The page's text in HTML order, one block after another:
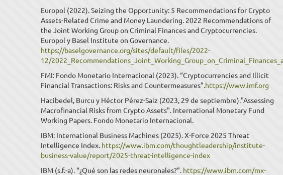
Europol (2022). Seizing the Opportunity: 5 Recommendations for Crypto
Assets-Related Crime and Money Laundering. 2022 Recommendations of
the Joint Working Group on Criminal Finances and Cryptocurrencies.
Europol y Basel Institute on Governance.
https://baselgovernance.org/sites/default/files/2022-
12/
FMI: Fondo Monetario Internacional (2023). “Cryptocurrencies and Illicit
Financial Transactions: Risks and Countermeasures”.https://www.imf.org
Hacibedel, Burcu y Héctor Pérez-Saiz (2023, 29 de septiembre)."Assessing
Macrofinancial Risks from Crypto Assets". International Monetary Fund
Working Papers. Fondo Monetario Internacional.
IBM: International Business Machines (2025). X-Force 2025 Threat
Intelligence Index. https://www.ibm.com/thoughtleadership/institute-
business-value/report/2025-threat-intelligence-index
IBM (s.f.-a). “¿Qué son las redes neuronales?”. https://www.ibm.com/mx-